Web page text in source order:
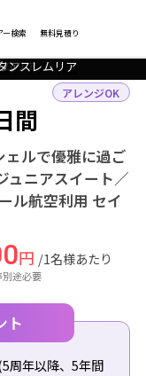
無料見積り
ー検索
ツアー詳細
間
ルで優雅に過ご
ニアスイート／
ル航空利用 セイ
アレンジOK
円 /1名様あたり
途必要
チリア
ア
ンスレムリア
フォトギャラリー
ト
周年以降、5年間